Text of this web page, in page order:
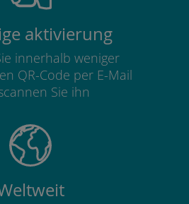
aktivierung
innerhalb weniger
QR-Code per E-Mail
Sie ihn